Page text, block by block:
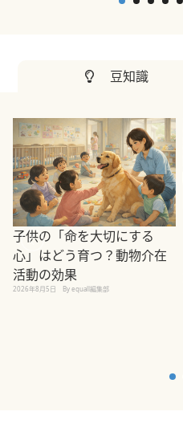
豆知識
子供の「命を大切にする
心」はどう育つ？動物介在
活動の効果
2026年8月5日 By equall編集部